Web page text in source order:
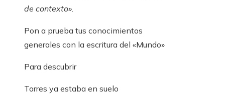
de contexto»
Pon a prueba tus conocimientos
generales con la escritura del «Mundo»
Para descubrir
Torres ya estaba en suelo